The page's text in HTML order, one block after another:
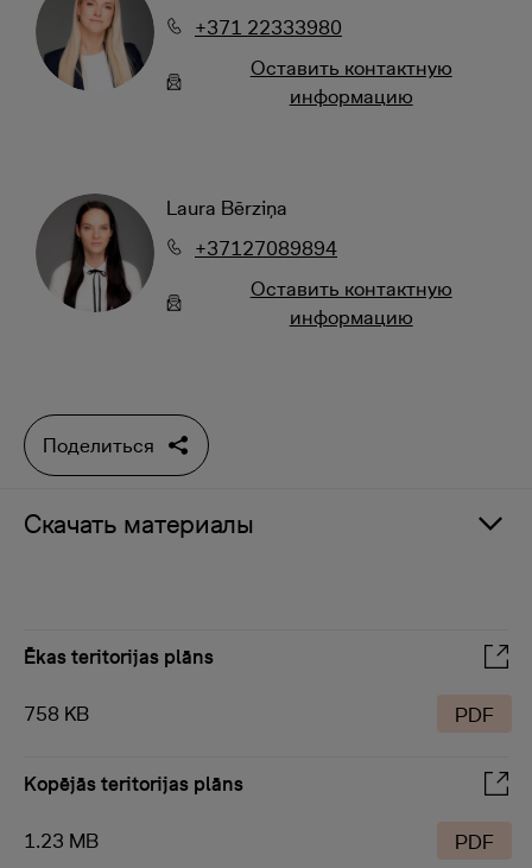
+371 22333980
Oставить контактную
информацию
Laura Bērziņa
+37127089894
Oставить контактную
информацию
Поделиться
Скачать материалы
Ēkas teritorijas plāns
758 KB PDF
Kopējās teritorijas plāns
1.23 MB PDF